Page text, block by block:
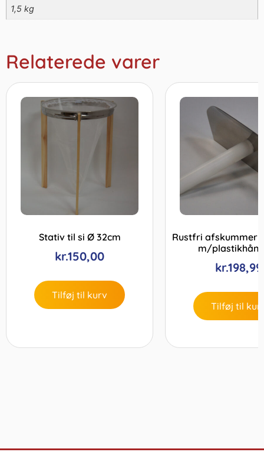
1,5 kg
Relaterede varer
Stativ til si Ø 32cm
kr.150,00
Tilføj til kurv
Rustfri afskummer
m/
kr.198,99
Tilføj til